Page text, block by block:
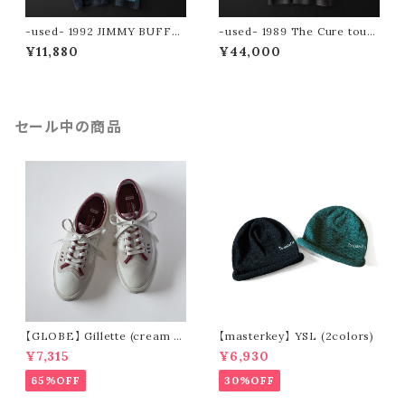
-used- 1992 JIMMY BUFFE
TT Corona tee
¥11,880
-used- 1989 The Cure tour
tee (The Prayer Tour)
¥44,000
セール中の商品
【GLOBE】 Gillette (cream /
pomegranate)
¥7,315
65%OFF
【masterkey】 YSL (2colors)
¥6,930
30%OFF